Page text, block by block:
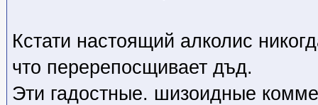
Кстати настоящий алколис
что перерепосщивает дъд.
Эти гадостные. шизоидные